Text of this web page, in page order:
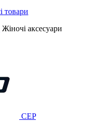
Жіночі аксесуари
CEP